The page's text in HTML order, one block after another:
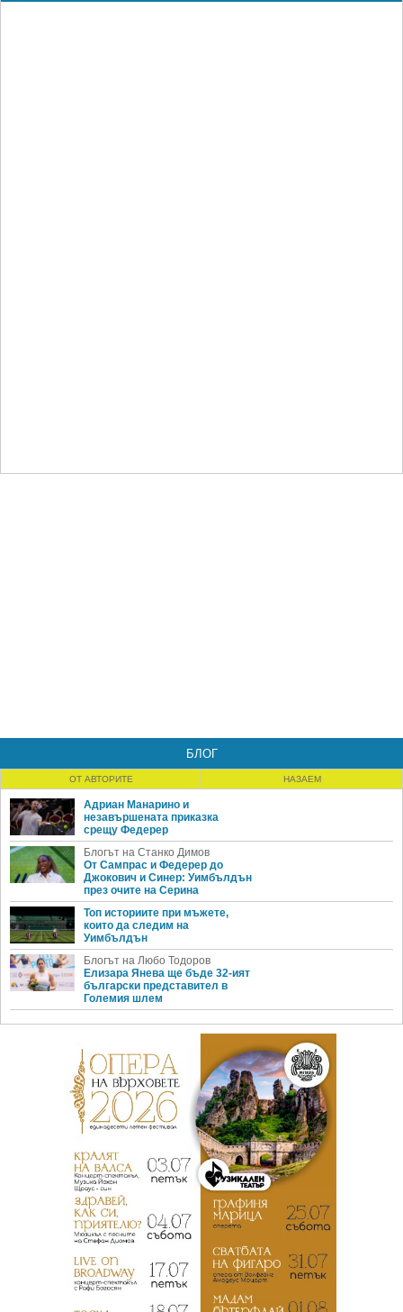
БЛОГ
ОТ АВТОРИТЕ НАЗАЕМ
Адриан Манарино и
незавършената приказка
срещу Федерер
Блогът на Станко Димов
От Сампрас и Федерер до
Джокович и Синер: Уимбълдън
през очите на Серина
Топ историите при мъжете,
които да следим на
Уимбълдън
Блогът на Любо Тодоров
Елизара Янева ще бъде 32-ият
български представител в
Големия шлем